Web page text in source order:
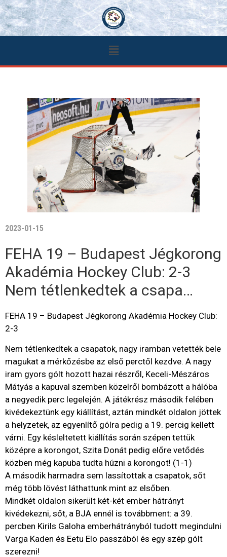
2023-01-15
FEHA 19 – Budapest Jégkorong
Akadémia Hockey Club: 2-3
Nem tétlenkedtek a csapa…
FEHA 19 – Budapest Jégkorong Akadémia Hockey Club:
2-3
Nem tétlenkedtek a csapatok, nagy iramban vetették bele
magukat a mérkőzésbe az első perctől kezdve. A nagy
iram gyors gólt hozott hazai részről, Keceli-Mészáros
Mátyás a kapuval szemben közelről bombázott a hálóba
a negyedik perc legelején. A játékrész második felében
kivédekeztünk egy kiállítást, aztán mindkét oldalon jöttek
a helyzetek, az egyenlítő gólra pedig a 19. percig kellett
várni. Egy késleltetett kiállítás során szépen tettük
középre a korongot, Szita Donát pedig előre vetődés
közben még kapuba tudta húzni a korongot! (1-1)
A második harmadra sem lassítottak a csapatok, sőt
még több lövést láthattunk mint az elsőben.
Mindkét oldalon sikerült két-két ember hátrányt
kivédekezni, sőt, a BJA ennél is továbbment: a 39.
percben Kirils Galoha emberhátrányból tudott megindulni
Varga Kaden és Eetu Elo passzából és egy szép gólt
szerezni!